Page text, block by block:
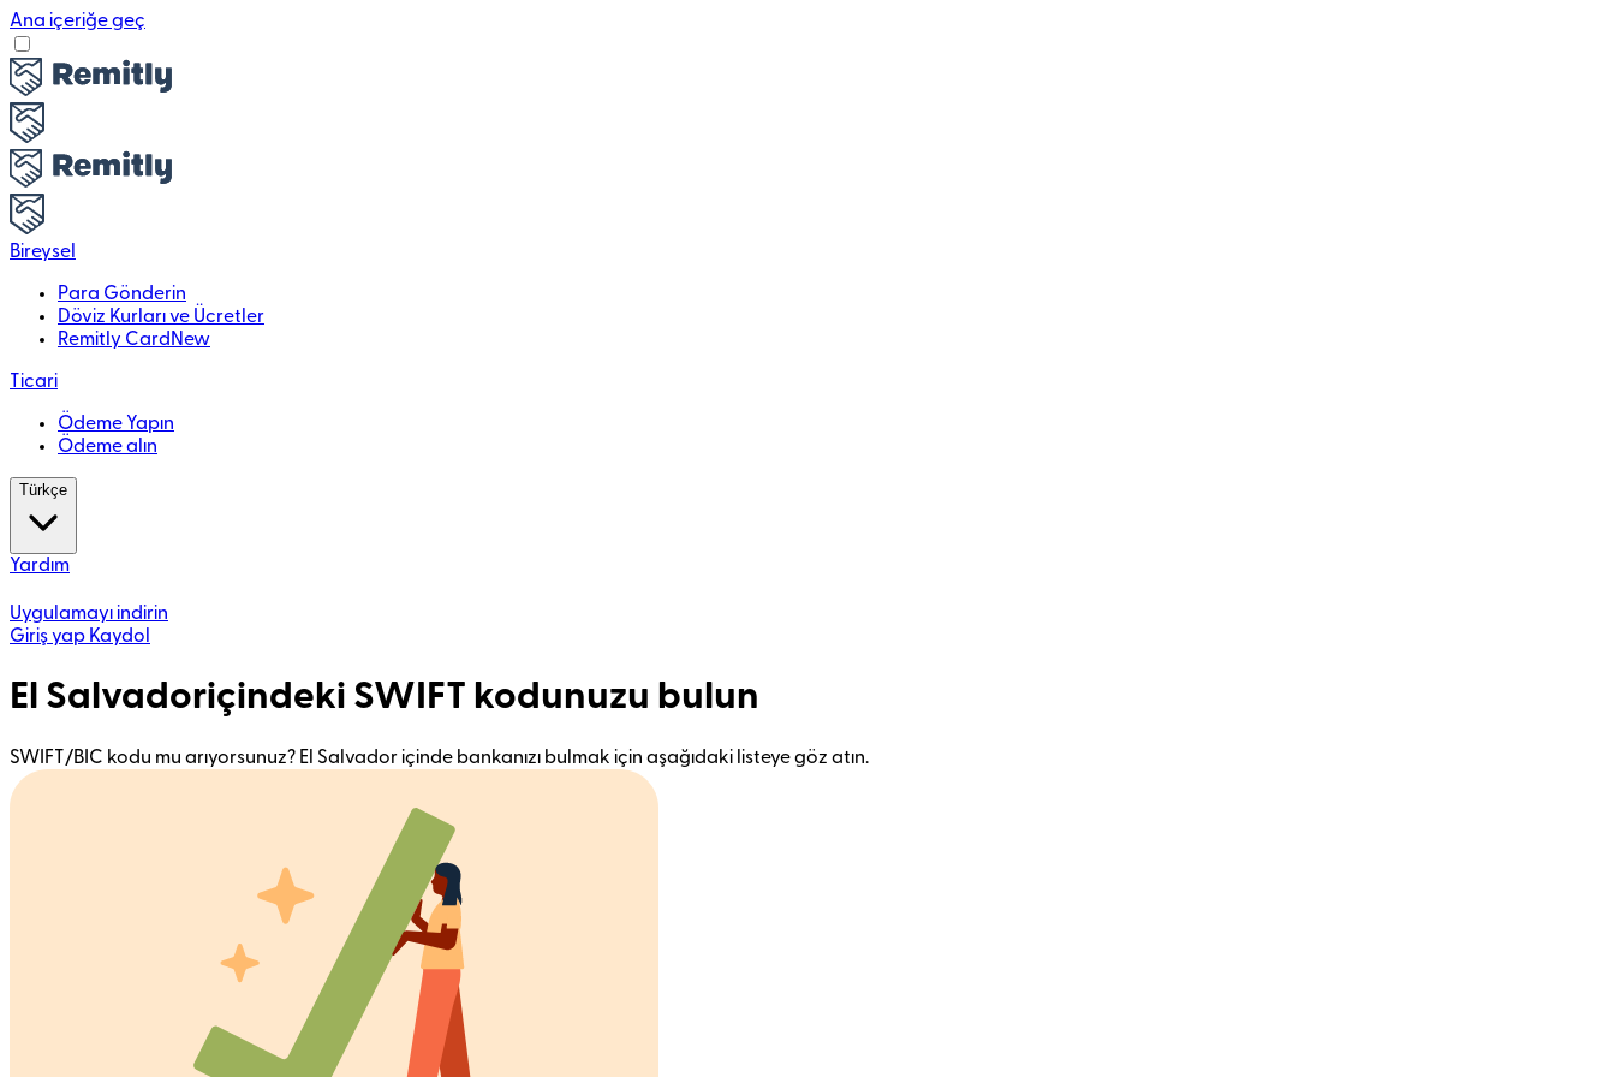
Ana içeriğe geç
Bireysel
Para Gönderin
Döviz Kurları ve Ücretler
Remitly Card New
Ticari
Ödeme Yapın
Ödeme alın
Türkçe
Yardım
Uygulamayı indirin
Giriş yap Kaydol
El Salvadoriçindeki SWIFT kodunuzu bulun
SWIFT/BIC kodu mu arıyorsunuz? El Salvador içinde bankanızı bulmak için aşağıdaki listeye göz atın.